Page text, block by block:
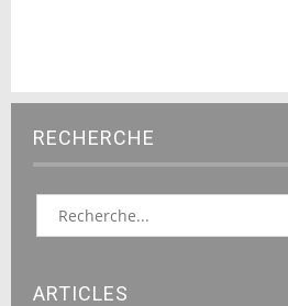
RECHERCHE
ARTICLES